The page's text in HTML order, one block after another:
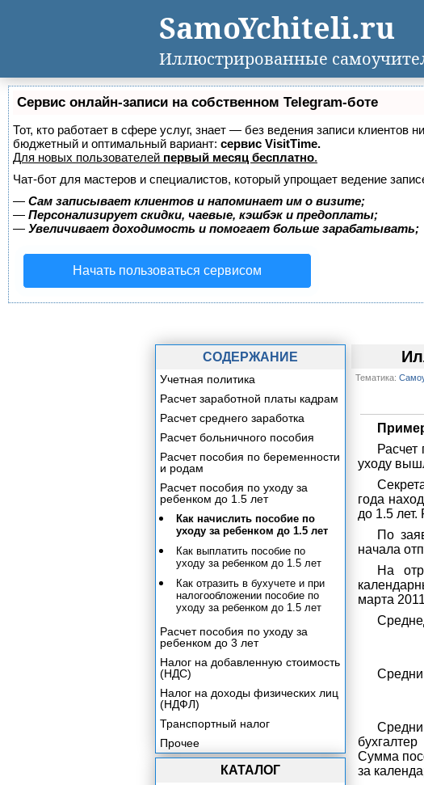
Сервис онлайн-записи на собственном Telegram-боте
Тот, кто работает в сфере услуг, знает — без ведения записи
бюджетный и оптимальный вариант: сервис VisitTime.
Для новых пользователей первый месяц бесплатно.
Чат-бот для мастеров и специалистов, который упрощает ведение
— Сам записывает клиентов и напоминает им о визите;
— Персонализирует скидки, чаевые, кэшбэк и предоплаты;
— Увеличивает доходимость и помогает больше зарабатывать;
Начать пользоваться сервисом
Тематика:
Расчет
уходу
года
до 1.5
По
начала
На
марта
Сумма
за
СОДЕРЖАНИЕ
Учетная политика
Расчет заработной платы кадрам
Расчет среднего заработка
Расчет больничного пособия
Расчет пособия по беременности
и родам
Расчет пособия по уходу за
ребенком до 1.5 лет
Как начислить пособие по
уходу за ребенком до 1.5 лет
Как выплатить пособие по
уходу за ребенком до 1.5 лет
Как отразить в бухучете и при
налогообложении пособие по
уходу за ребенком до 1.5 лет
Расчет пособия по уходу за
ребенком до 3 лет
Налог на добавленную стоимость
(НДС)
Налог на доходы физических лиц
(НДФЛ)
Транспортный налог
Прочее
КАТАЛОГ
SamoYchiteli.ru
Иллюстрированные